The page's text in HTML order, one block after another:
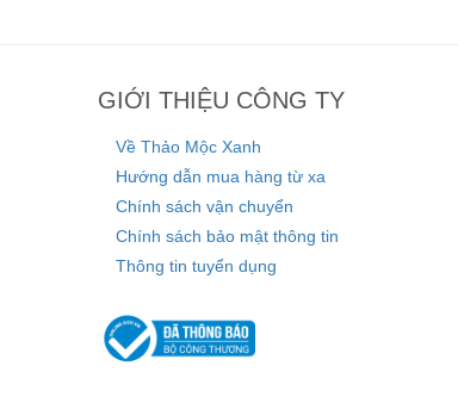
GIỚI THIỆU CÔNG TY
Về Thảo Mộc Xanh
Hướng dẫn mua hàng từ xa
Chính sách vận chuyển
Chính sách bảo mật thông tin
Thông tin tuyển dụng